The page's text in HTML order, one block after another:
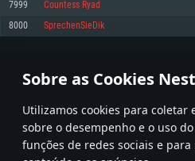
Sobre as Cookies
Utilizamos cookies para coletar
sobre o desempenho e o uso
funções de redes sociais e
superior, Radeon RX 570 ou superior
Disco: 75,9 GB
Network: Internet de banda larga.
Memória: 16 GB
Placa Gráfica: NVIDIA 1060 com os
meses) / equivalentes AMD (Radeon RX
Network: Internet de banda larga.
7999 Countess Ryad
8000 SprechenSieDik